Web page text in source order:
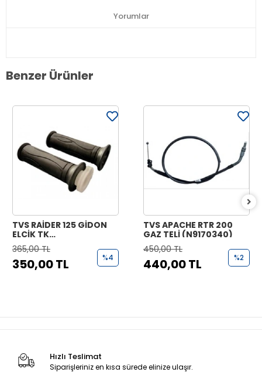
Yorumlar
Benzer Ürünler
TVS RAİDER 125 GİDON
ELCİK TK
(N9221070+N9221170)
365,00 TL
350,00 TL %4
TVS APACHE RTR 200
GAZ TELİ (N9170340)
450,00 TL
440,00 TL %2
Hızlı Teslimat
Siparişleriniz en kısa sürede elinize ulaşır.